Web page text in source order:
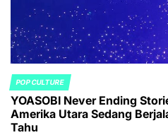
POSTED
IN
POP CULTURE
YOASOBI Never Ending
Amerika Utara Sedang
Tahu